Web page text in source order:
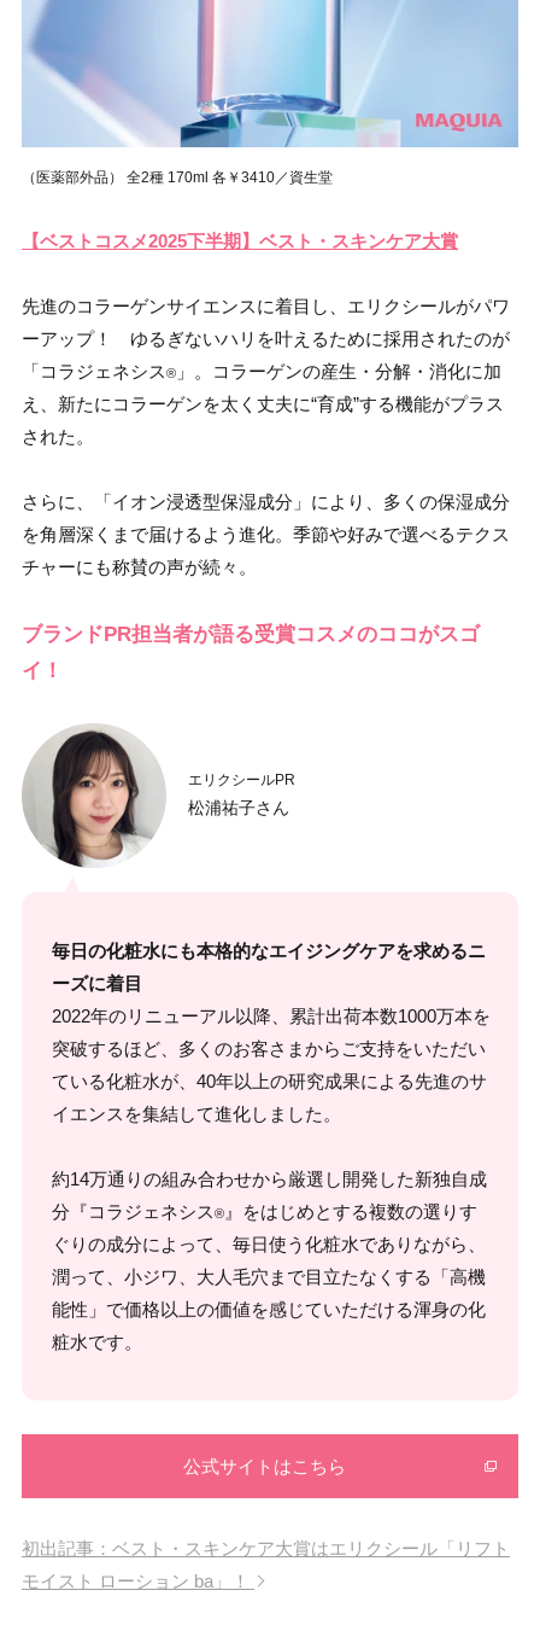
（医薬部外品） 全2種 170ml 各 ￥3410／資生堂
【ベストコスメ2025下半期】ベスト・スキンケア大賞
先進のコラーゲンサイエンスに着目し、エリクシールがパワ
ーアップ！ ゆるぎないハリを叶えるために採用されたのが
「コラジェネシス® 」。コラーゲンの産生・分解・消化に加
え、新たにコラーゲンを太く丈夫に“育成”する機能がプラス
された。
さらに、「イオン浸透型保湿成分」により、多くの保湿成分
を角層深くまで届けるよう進化。季節や好みで選べるテクス
チャーにも称賛の声が続々。
ブランドPR担当者が語る受賞コスメのココがスゴ
イ！
エリクシールPR
松浦祐子さん
毎日の化粧水にも本格的なエイジングケアを求めるニ
ーズに着目
2022年のリニューアル以降、累計出荷本数1000万本を
突破するほど、多くのお客さまからご支持をいただい
ている化粧水が、40年以上の研究成果による先進のサ
イエンスを集結して進化しました。
約14万通りの組み合わせから厳選し開発した新独自成
分『コラジェネシス® 』をはじめとする複数の選りす
ぐりの成分によって、毎日使う化粧水でありながら、
潤って、小ジワ、大人毛穴まで目立たなくする「高機
能性」で価格以上の価値を感じていただける渾身の化
粧水です。
公式サイトはこちら
初出記事：ベスト・スキンケア大賞はエリクシール「リフト
モイスト ローション ba」！